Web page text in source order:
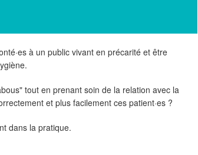
à un public vivant en précarité et être
tout en prenant soin de la relation avec la
et plus facilement ces patient·es ?
dans la pratique.